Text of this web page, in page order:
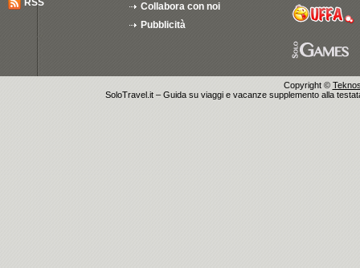
RSS
Collabora con noi
Pubblicità
Copyright ©
SoloTravel.it – Guida su viaggi e vacanze supplemento alla